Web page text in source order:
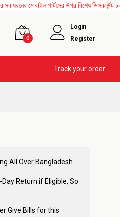
পার্টসের উপর বিশেষ ডিসকাউন্ট
0
Login
Register
Track your order
All Over Bangladesh
Day Return if Eligible, So
Give Bills for this